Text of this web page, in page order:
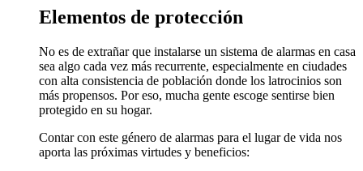
Elementos de protección
No es de extrañar que instalarse un sistema de alarmas en casa
sea algo cada vez más recurrente, especialmente en ciudades
con alta consistencia de población donde los latrocinios son
más propensos. Por eso, mucha gente escoge sentirse bien
protegido en su hogar.
Contar con este género de alarmas para el lugar de vida nos
aporta las próximas virtudes y beneficios: